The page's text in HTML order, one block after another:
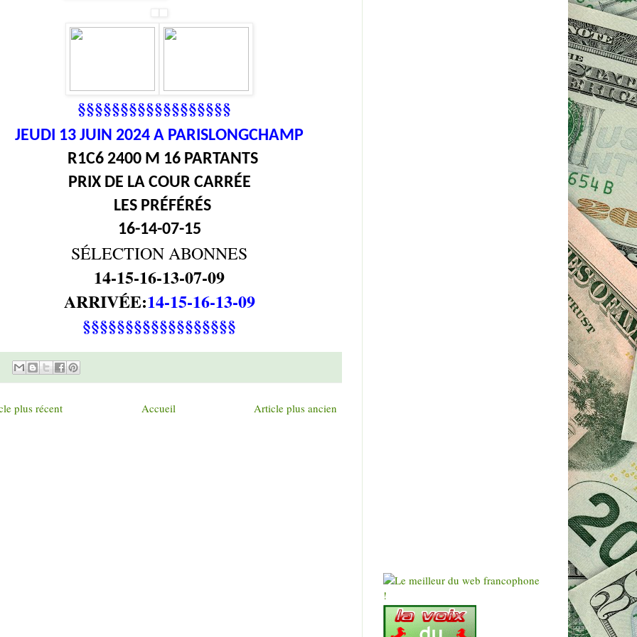
§§§§§§§§§§§§§§§§§§
JEUDI 13 JUIN 2024 A PARISLONGCHAMP
R1C6 2400 M 16 PARTANTS
PRIX DE LA COUR CARRÉE
LES PRÉFÉRÉS
16-14-07-15
SÉLECTION ABONNES
14-15-16-13-07-09
ARRIVÉE:14-15-16-13-09
§§§§§§§§§§§§§§§§§§
plus récent Article plus ancien
Accueil